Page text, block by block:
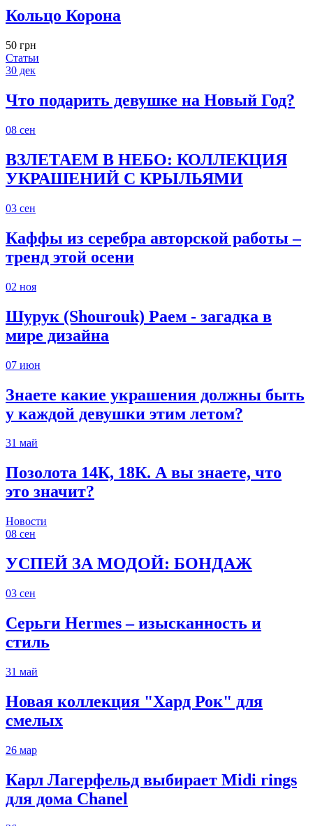
Кольцо Корона
50 грн
Статьи
30 дек
Что подарить девушке на Новый Год?
08 сен
ВЗЛЕТАЕМ В НЕБО: КОЛЛЕКЦИЯ
УКРАШЕНИЙ С КРЫЛЬЯМИ
03 сен
Каффы из серебра авторской работы –
тренд этой осени
02 ноя
Шурук (Shourouk) Раем - загадка в
мире дизайна
07 июн
Знаете какие украшения должны быть
у каждой девушки этим летом?
31 май
Позолота 14К, 18К. А вы знаете, что
это значит?
Новости
08 сен
УСПЕЙ ЗА МОДОЙ: БОНДАЖ
03 сен
Серьги Hermes – изысканность и
стиль
31 май
Новая коллекция "Хард Рок" для
смелых
26 мар
Карл Лагерфельд выбирает Midi rings
для дома Chanel